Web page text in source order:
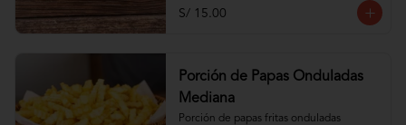
S/ 15.00
Porción de Papas Onduladas
Mediana
Porción de papas fritas onduladas